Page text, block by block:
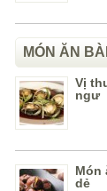
MÓN ĂN
Vị
ngư
Món
dẻ